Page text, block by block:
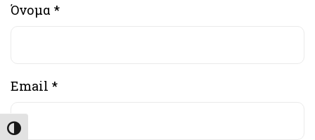
Εναλλαγή Υψηλής Αντίθεσης
Όνομα *
Email *